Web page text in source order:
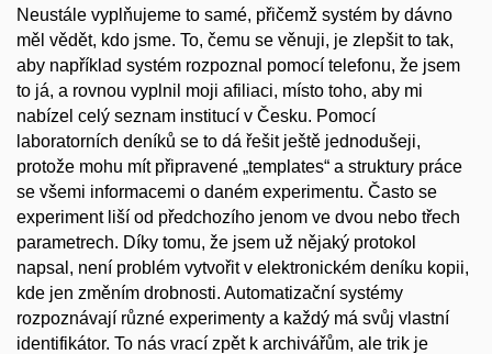
Neustále vyplňujeme to samé, přičemž systém by dávno
měl vědět, kdo jsme. To, čemu se věnuji, je zlepšit to tak,
aby například systém rozpoznal pomocí telefonu, že jsem
to já, a rovnou vyplnil moji afiliaci, místo toho, aby mi
nabízel celý seznam institucí v Česku. Pomocí
laboratorních deníků se to dá řešit ještě jednodušeji,
protože mohu mít připravené „templates“ a struktury práce
se všemi informacemi o daném experimentu. Často se
experiment liší od předchozího jenom ve dvou nebo třech
parametrech. Díky tomu, že jsem už nějaký protokol
napsal, není problém vytvořit v elektronickém deníku kopii,
kde jen změním drobnosti. Automatizační systémy
rozpoznávají různé experimenty a každý má svůj vlastní
identifikátor. To nás vrací zpět k archivářům, ale trik je